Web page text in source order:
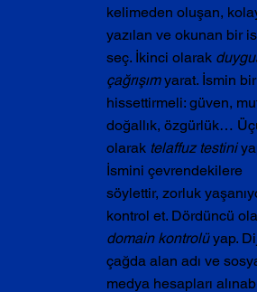
kelimeden oluşan,
yazılan ve okunan bir
seç. İkinci olarak
çağrışım yarat. İsmin
hissettirmeli: güven,
doğallık, özgürlük…
olarak telaffuz testini
İsmini çevrendekilere
söylettir, zorluk
kontrol et. Dördüncü
domain kontrolü yap.
çağda alan adı ve
medya hesapları